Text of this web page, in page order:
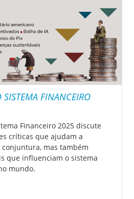
SISTEMA FINANCEIRO
Financeiro 2025 discute
críticas que ajudam a
mas também
que influenciam o sistema
mundo.